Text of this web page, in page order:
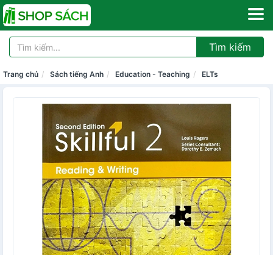
Tìm kiếm
Trang chủ Sách tiếng Anh Education - Teaching ELTs